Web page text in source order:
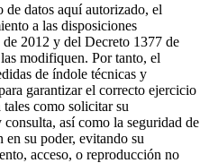
datos aquí autorizado, el
a las disposiciones
2012 y del Decreto 1377 de
modifiquen. Por tanto, el
de índole técnicas y
garantizar el correcto ejercicio
tales como solicitar su
así como la seguridad de
en su poder, evitando su
acceso, o reproducción no